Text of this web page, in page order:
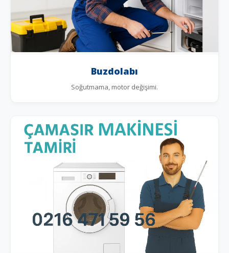
Buzdolabı
Soğutmama, motor değişimi.